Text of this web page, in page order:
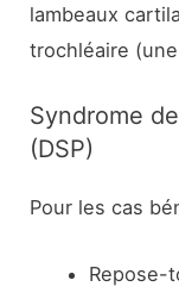
lambeaux
trochléaire
Syndrome
(DSP)
Pour les cas
Repose-